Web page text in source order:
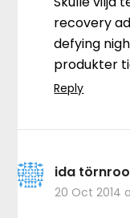
recovery
defying
produkter
Reply
ida
20 Oct 2014